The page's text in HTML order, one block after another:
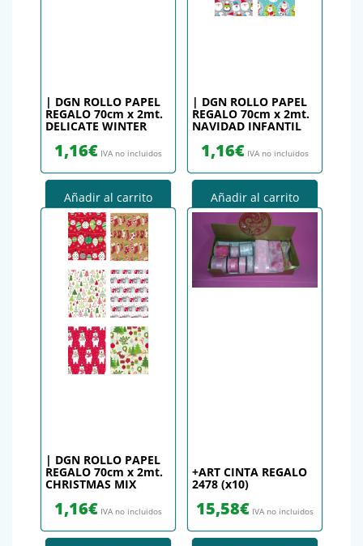
| DGN ROLLO PAPEL
REGALO 70cm x 2mt.
DELICATE WINTER
1,16€ IVA no incluidos
Añadir al carrito
| DGN ROLLO PAPEL
REGALO 70cm x 2mt.
NAVIDAD INFANTIL
1,16€ IVA no incluidos
Añadir al carrito
| DGN ROLLO PAPEL
REGALO 70cm x 2mt.
CHRISTMAS MIX
1,16€ IVA no incluidos
+ART CINTA REGALO
2478 (x10)
15,58€ IVA no incluidos